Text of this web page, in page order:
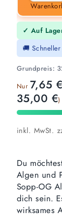
✓ Auf
🚚
Grundpreis:
Nur 7,65€
35,00 €)
inkl. MwSt.
Du
Algen und
Sopp-OG
dich sein.
wirksames